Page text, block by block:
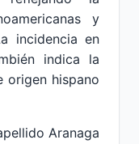
y
incidencia en
indica la
origen hispano
Aranaga